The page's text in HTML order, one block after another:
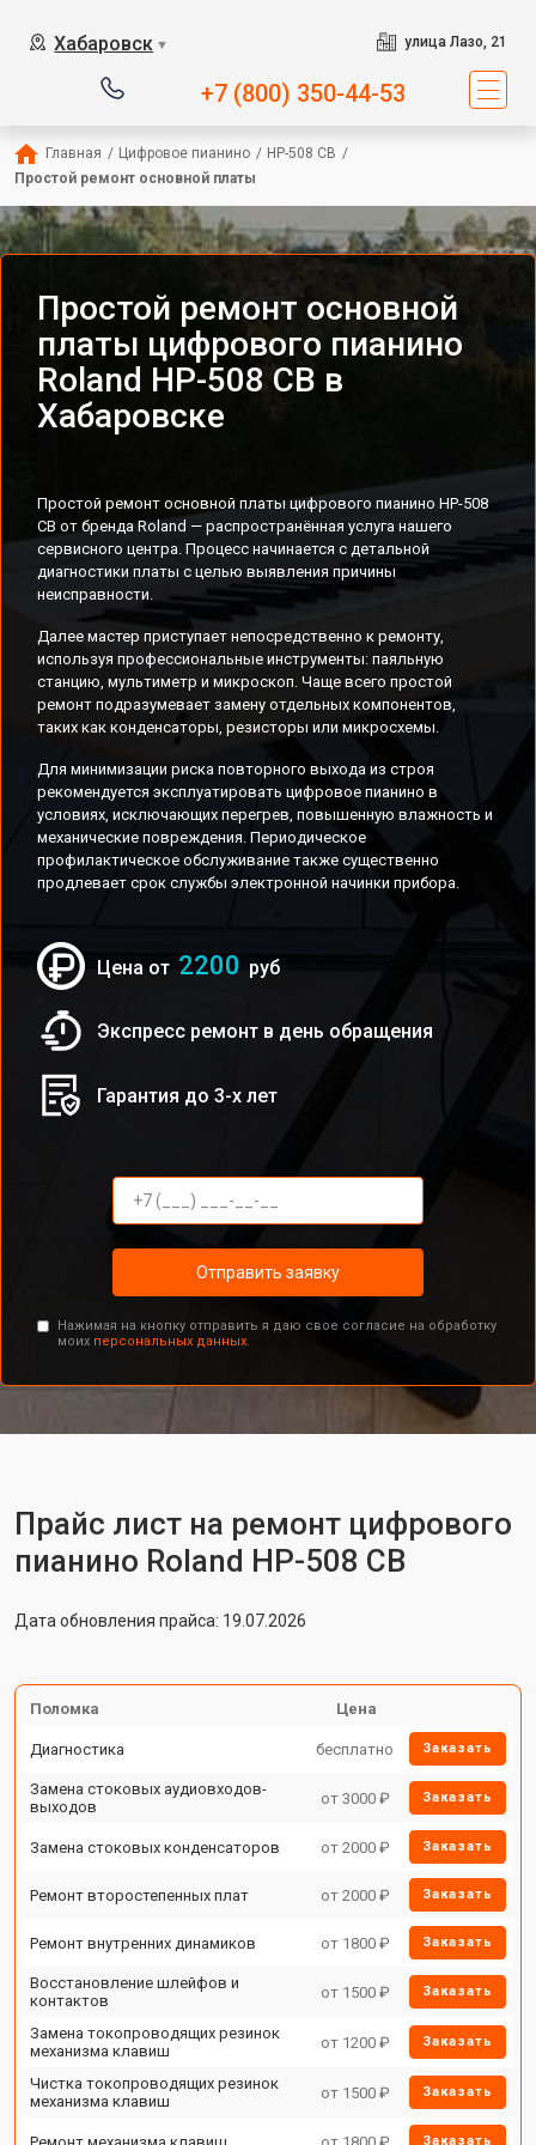
Хабаровск ▼ улица Лазо, 21
+7 (800) 350-44-53
Главная / Цифровое пианино / HP-508 CB /
Простой ремонт основной платы
Простой ремонт основной
платы цифрового пианино
Roland HP-508 CB в
Хабаровске
Простой ремонт основной платы цифрового пианино HP-508
CB от бренда Roland — распространённая услуга нашего
сервисного центра. Процесс начинается с детальной
диагностики платы с целью выявления причины
неисправности.
Далее мастер приступает непосредственно к ремонту,
используя профессиональные инструменты: паяльную
станцию, мультиметр и микроскоп. Чаще всего простой
ремонт подразумевает замену отдельных компонентов,
таких как конденсаторы, резисторы или микросхемы.
Для минимизации риска повторного выхода из строя
рекомендуется эксплуатировать цифровое пианино в
условиях, исключающих перегрев, повышенную влажность и
механические повреждения. Периодическое
профилактическое обслуживание также существенно
продлевает срок службы электронной начинки прибора.
Цена от 2200 руб
Экспресс ремонт в день обращения
Гарантия до 3-х лет
Отправить заявку
Нажимая на кнопку отправить я даю свое согласие на обработку
моих персональных данных.
Прайс лист на ремонт цифрового
пианино Roland HP-508 CB
Дата обновления прайса: 19.07.2026
Поломка Цена
Диагностика бесплатно Заказать
Замена стоковых аудиовходов-
выходов
от 3000 ₽ Заказать
Замена стоковых конденсаторов от 2000 ₽ Заказать
Ремонт второстепенных плат от 2000 ₽ Заказать
Ремонт внутренних динамиков от 1800 ₽ Заказать
Восстановление шлейфов и
контактов
от 1500 ₽ Заказать
Замена токопроводящих резинок
механизма клавиш
от 1200 ₽ Заказать
Чистка токопроводящих резинок
механизма клавиш
от 1500 ₽ Заказать
Ремонт механизма клавиш от 1800 ₽ Заказать